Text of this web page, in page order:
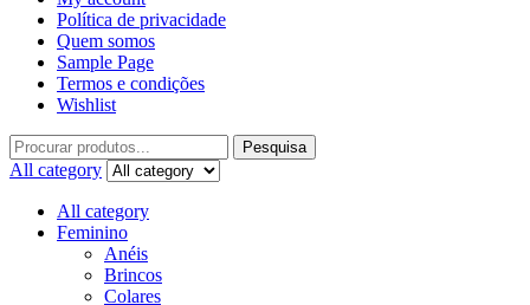
Política de privacidade
Quem somos
Sample Page
Termos e condições
Wishlist
Pesquisa
All category
All category
Feminino
Anéis
Brincos
Colares